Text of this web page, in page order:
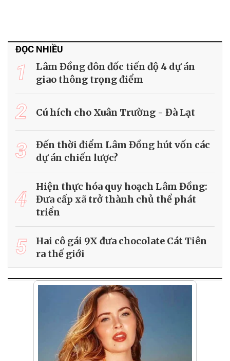
ĐỌC NHIỀU
1
Lâm Đồng đôn đốc tiến độ 4 dự án
giao thông trọng điểm
2 Cú hích cho Xuân Trường - Đà Lạt
3
Đến thời điểm Lâm Đồng hút vốn các
dự án chiến lược?
4
Hiện thực hóa quy hoạch Lâm Đồng:
Đưa cấp xã trở thành chủ thể phát
triển
5
Hai cô gái 9X đưa chocolate Cát Tiên
ra thế giới